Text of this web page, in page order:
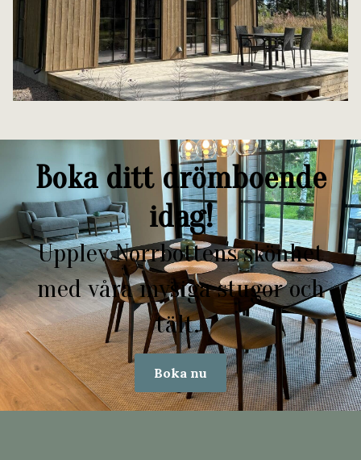
Boka ditt drömboende
idag!
Upplev Norrbottens skönhet
med våra mysiga stugor och
tält.
Boka nu